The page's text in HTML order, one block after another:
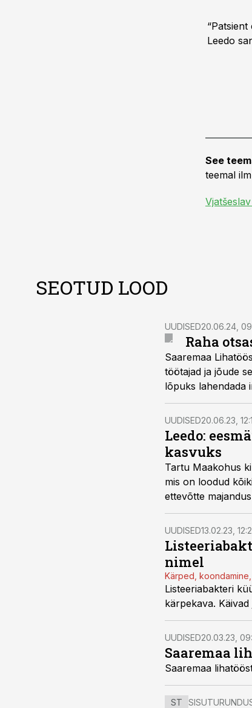
Leedo
See
teemal
SEOTUD LOOD
UUDISED20.06.24,
Raha
Saaremaa
töötajad ja jõude
lõpuks lahendada
UUDISED20.06.23,
Leedo:
kasvuks
Tartu Maakohus
mis on loodud
ettevõtte
UUDISED13.02.23,
nimel
Kärped,
Listeeriabakteri
kärpekava.
UUDISED20.03.23,
Saaremaa
Saaremaa
ST